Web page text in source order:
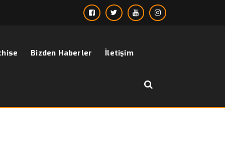
Bizden Haberler İletişim